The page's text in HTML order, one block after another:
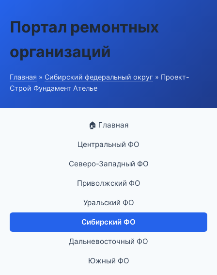
Портал ремонтных
организаций
Главная » Сибирский федеральный округ » Проект-
Строй Фундамент Ателье
🏠 Главная
Центральный ФО
Северо-Западный ФО
Приволжский ФО
Уральский ФО
Сибирский ФО
Дальневосточный ФО
Южный ФО